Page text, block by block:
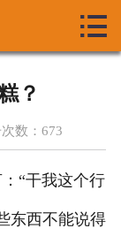
技术支持

？
数： 673
“干我这个行
东西不能说得